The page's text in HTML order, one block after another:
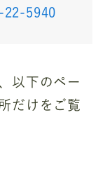
22-5940
以下のペー
だけをご覧